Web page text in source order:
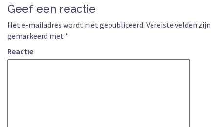
Geef een reactie
Het e-mailadres wordt niet gepubliceerd. Vereiste velden zijn
gemarkeerd met *
Reactie